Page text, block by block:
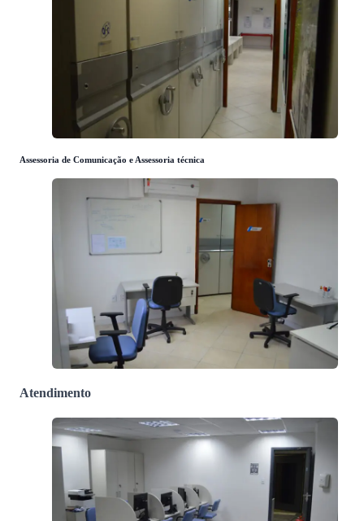
Assessoria de Comunicação e Assessoria técnica
Atendimento